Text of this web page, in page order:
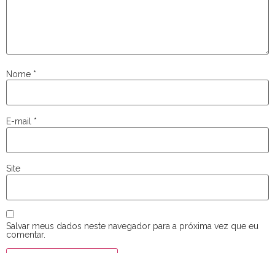
Nome *
E-mail *
Site
Salvar meus dados neste navegador para a próxima vez que eu
comentar.